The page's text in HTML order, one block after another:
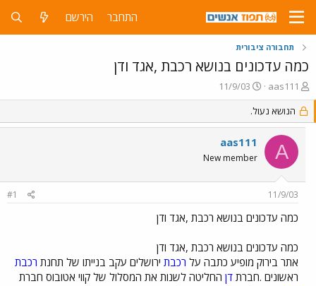
התחבר הירשם
תחבורה ציבורית
כמה עדכונים בנושא רכבת ,אגד ודן
פ
ו
ת
ח
נ
aas111
פ
ו
ס
ם
ב
ת
ך
11/9/03
הנושא נעול.
A
aas111
New member
11/9/03
#1
כמה עדכונים בנושא רכבת ,אגד ודן
כמה עדכונים בנושא רכבת ,אגד ודן
אתר בירוק מופיע כתבה על רכבת ירושלים עקב בנייתו של תחנת רכבת
ראשונים .חברת דן החליטה לשנות את המסלול של קווי אטובוס חברת